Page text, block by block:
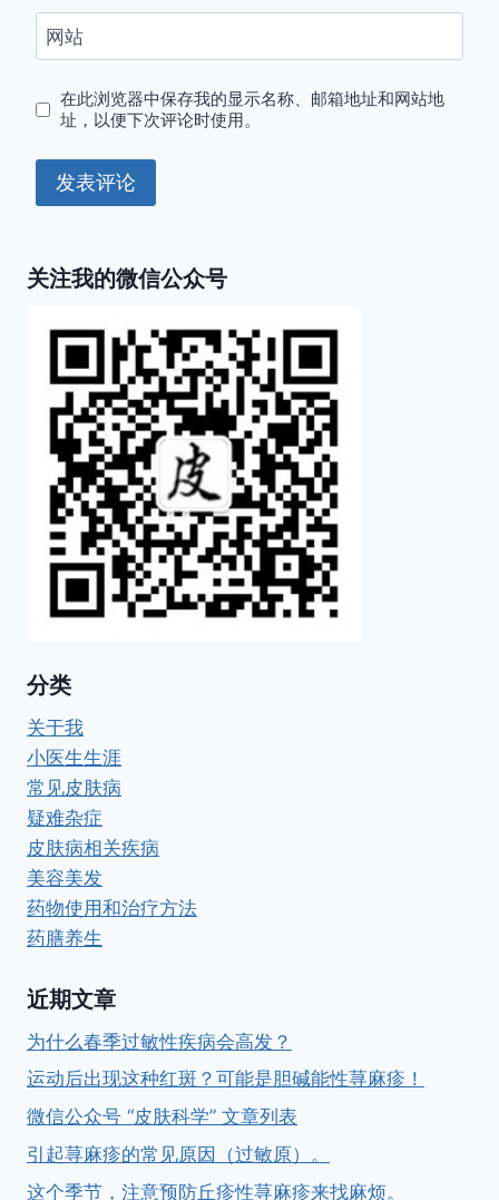
网站
在此浏览器中保存我的显示名称、邮箱地址和网站地
址，以便下次评论时使用。
关注我的微信公众号
分类
关于我
小医生生涯
常见皮肤病
疑难杂症
皮肤病相关疾病
美容美发
药物使用和治疗方法
药膳养生
近期文章
为什么春季过敏性疾病会高发？
运动后出现这种红斑？可能是胆碱能性荨麻疹！
微信公众号 “皮肤科学” 文章列表
引起荨麻疹的常见原因（过敏原）。
这个季节，注意预防丘疹性荨麻疹来找麻烦。